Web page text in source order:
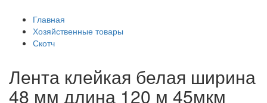
Главная
Хозяйственные товары
Скотч
Лента клейкая белая ширина
48 мм длина 120 м 45мкм